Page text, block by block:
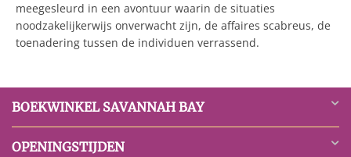
meegesleurd in een avontuur waarin de situaties
noodzakelijkerwijs onverwacht zijn, de affaires scabreus, de
toenadering tussen de individuen verrassend.
BOEKWINKEL SAVANNAH BAY
OPENINGSTIJDEN